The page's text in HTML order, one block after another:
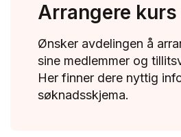
Arrangere
Ønsker avdelingen å
sine medlemmer og
Her finner dere nyttig
søknadsskjema.